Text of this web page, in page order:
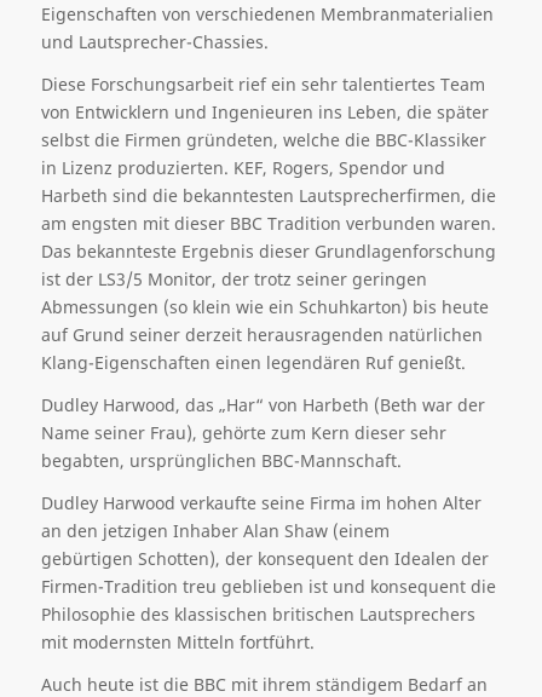
Eigenschaften von verschiedenen Membranmaterialien
und Lautsprecher-Chassies.
Diese Forschungsarbeit rief ein sehr talentiertes Team
von Entwicklern und Ingenieuren ins Leben, die später
selbst die Firmen gründeten, welche die BBC-Klassiker
in Lizenz produzierten. KEF, Rogers, Spendor und
Harbeth sind die bekanntesten Lautsprecherfirmen, die
am engsten mit dieser BBC Tradition verbunden waren.
Das bekannteste Ergebnis dieser Grundlagenforschung
ist der LS3/5 Monitor, der trotz seiner geringen
Abmessungen (so klein wie ein Schuhkarton) bis heute
auf Grund seiner derzeit herausragenden natürlichen
Klang-Eigenschaften einen legendären Ruf genießt.
Dudley Harwood, das „Har“ von Harbeth (Beth war der
Name seiner Frau), gehörte zum Kern dieser sehr
begabten, ursprünglichen BBC-Mannschaft.
Dudley Harwood verkaufte seine Firma im hohen Alter
an den jetzigen Inhaber Alan Shaw (einem
gebürtigen Schotten), der konsequent den Idealen der
Firmen-Tradition treu geblieben ist und konsequent die
Philosophie des klassischen britischen Lautsprechers
mit modernsten Mitteln fortführt.
Auch heute ist die BBC mit ihrem ständigem Bedarf an